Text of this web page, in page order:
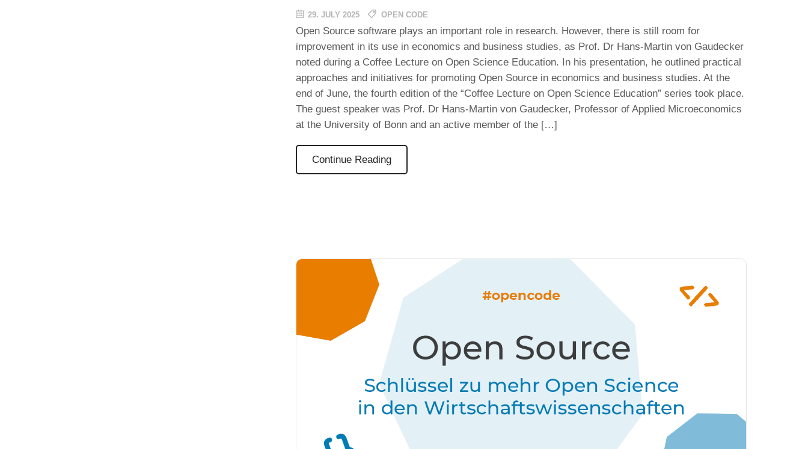
29. JULY 2025 OPEN CODE
Open Source software plays an important role in research. However, there is still room for
improvement in its use in economics and business studies, as Prof. Dr Hans-Martin von Gaudecker
noted during a Coffee Lecture on Open Science Education. In his presentation, he outlined practical
approaches and initiatives for promoting Open Source in economics and business studies. At the
end of June, the fourth edition of the “Coffee Lecture on Open Science Education” series took place.
The guest speaker was Prof. Dr Hans-Martin von Gaudecker, Professor of Applied Microeconomics
at the University of Bonn and an active member of the […]
Continue Reading